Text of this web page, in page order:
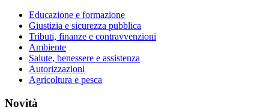
Educazione e formazione
Giustizia e sicurezza pubblica
Tributi, finanze e contravvenzioni
Ambiente
Salute, benessere e assistenza
Autorizzazioni
Agricoltura e pesca
Novità